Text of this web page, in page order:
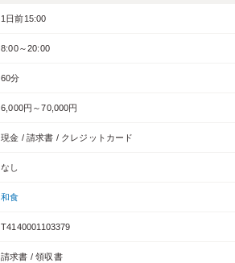
1日前15:00
8:00～20:00
60分
6,000円～70,000円
現金 / 請求書 / クレジットカード
なし
和食
T4140001103379
請求書 / 領収書